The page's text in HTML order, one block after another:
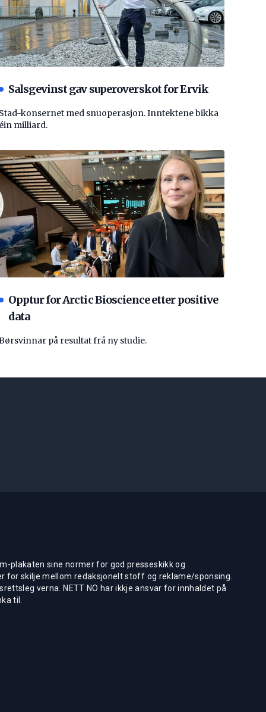
Salsgevinst gav superoverskot for Ervik
Stad-konsernet med snuoperasjon. Inntektene bikka
éin milliard.
Opptur for Arctic Bioscience etter positive
data
på resultat frå ny studie.
plakaten sine normer for god presseskikk og
for skilje mellom redaksjonelt stoff og reklame/sponsing.
verna. NETT NO har ikkje ansvar for innhaldet på
til.